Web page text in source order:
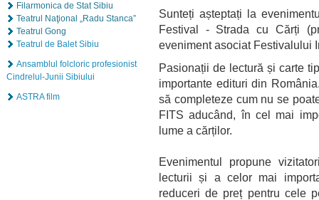
Filarmonica de Stat Sibiu
Teatrul Naţional „Radu Stanca”
Teatrul Gong
Teatrul de Balet Sibiu
Ansamblul folcloric profesionist
Cindrelul-Junii Sibiului
ASTRA film
Sunteți așteptați la
Festival - Strada cu Cărți
eveniment asociat Festivalului
Pasionații de lectură și carte
importante edituri din
să completeze cum nu se
FITS aducând, în cel mai
lume a cărților.
Evenimentul propune
lecturii și a celor mai
reduceri de preț pentru cele